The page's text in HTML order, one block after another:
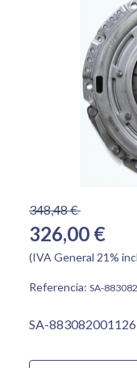
348,48 €
326,00 €
(IVA General 21%
Referencia: SA-
SA-883082001126